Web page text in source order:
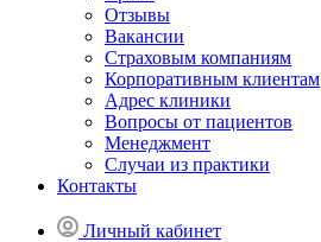
Отзывы
Вакансии
Страховым компаниям
Корпоративным клиентам
Адрес клиники
Вопросы от пациентов
Менеджмент
Случаи из практики
Контакты
Личный кабинет